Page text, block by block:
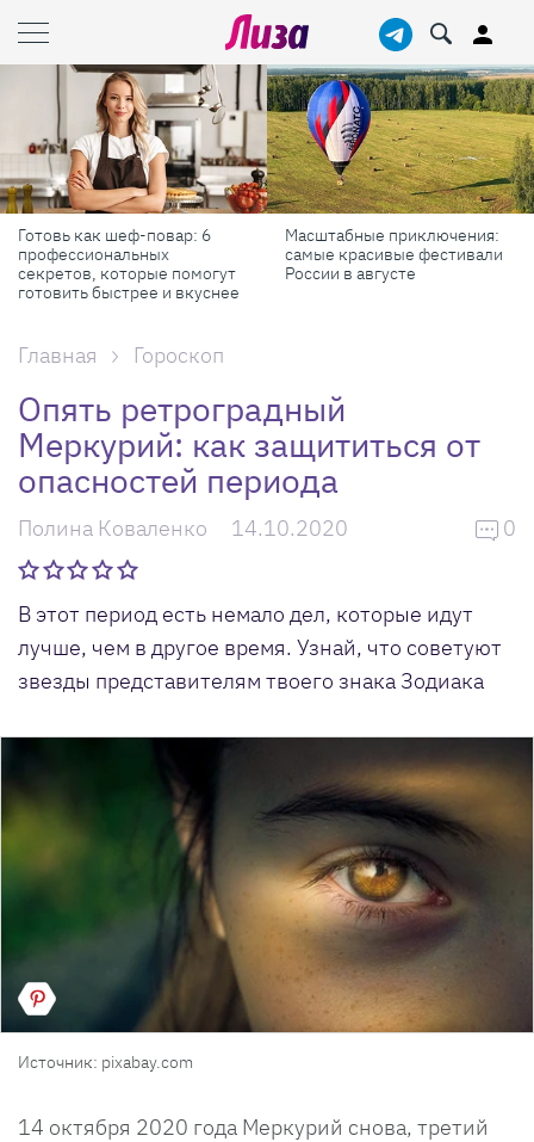
Масштабные приключения:
самые красивые фестивали
России в августе
Продукты против бадов: что
реально работает для
красоты и здоровья
Главная Гороскоп
Опять ретроградный
Меркурий: как защититься от
опасностей периода
Полина Коваленко 14.10.2020 0
В этот период есть немало дел, которые идут
лучше, чем в другое время. Узнай, что советуют
звезды представителям твоего знака Зодиака
Источник: pixabay.com
14 октября 2020 года Меркурий снова, третий